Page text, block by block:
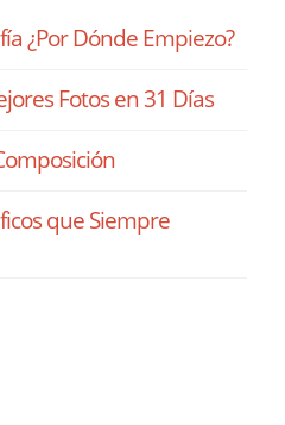
¿Por Dónde Empiezo?
Fotos en 31 Días
que Siempre